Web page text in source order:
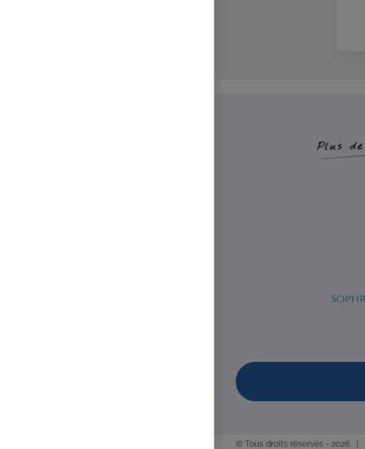
© Tous droits réservés - 2026 |